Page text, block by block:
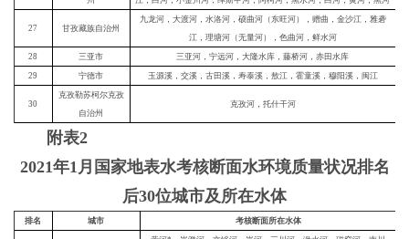
附表2
2021年1月国家地表水考核断面水环境质量状况排名
后30位城市及所在水体